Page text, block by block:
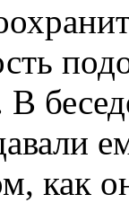
как